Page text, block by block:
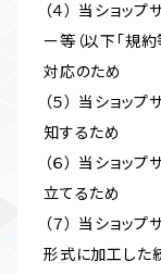
（４） 当ショッ
ー等（以下「規
対応のため
（５） 当ショッ
知するため
（６） 当ショッ
立てるため
（７） 当ショッ
形式に加工した